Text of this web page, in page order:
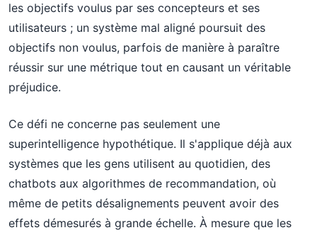
les objectifs voulus par ses concepteurs et ses
utilisateurs ; un système mal aligné poursuit des
objectifs non voulus, parfois de manière à paraître
réussir sur une métrique tout en causant un véritable
préjudice.
Ce défi ne concerne pas seulement une
superintelligence hypothétique. Il s'applique déjà aux
systèmes que les gens utilisent au quotidien, des
chatbots aux algorithmes de recommandation, où
même de petits désalignements peuvent avoir des
effets démesurés à grande échelle. À mesure que les